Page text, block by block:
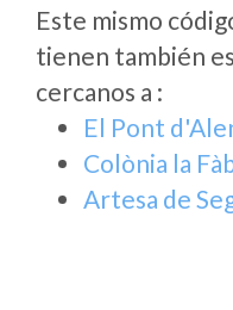
Este mismo
tienen también
cercanos a :
El Pont
Colònia la
Artesa de